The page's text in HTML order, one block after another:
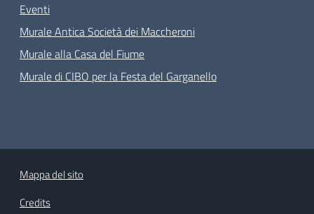
Eventi
Murale Antica Società dei Maccheroni
Murale alla Casa del Fiume
Murale di CIBO per la Festa del Garganello
Mappa del sito
Credits